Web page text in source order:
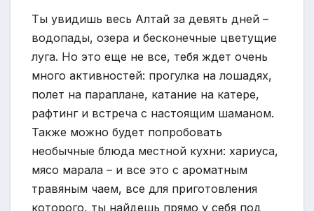
Ты увидишь весь Алтай за девять дней –
водопады, озера и бесконечные цветущие
луга. Но это еще не все, тебя ждет очень
много активностей: прогулка на лошадях,
полет на параплане, катание на катере,
рафтинг и встреча с настоящим шаманом.
Также можно будет попробовать
необычные блюда местной кухни: хариуса,
мясо марала – и все это с ароматным
травяным чаем, все для приготовления
которого, ты найдешь прямо у себя под